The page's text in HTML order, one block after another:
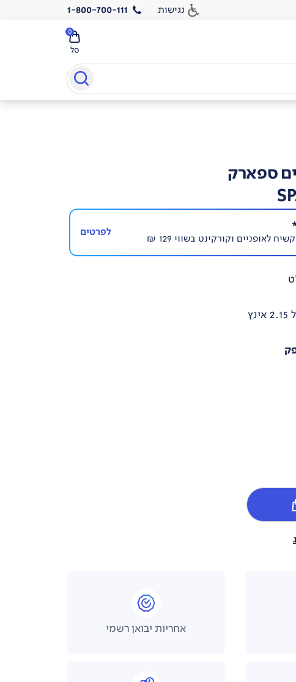
נגישות 1-800-700-111
סל
0
ספארק
לאופניים וקורקינט בשווי 129 ₪ לפרטים
אחריות יבואן רשמי